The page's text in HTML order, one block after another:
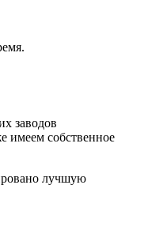
заводов
имеем собственное
лучшую